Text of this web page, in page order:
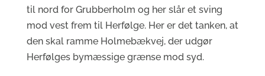
til nord for Grubberholm og her slår et sving
mod vest frem til Herfølge. Her er det tanken, at
den skal ramme Holmebækvej, der udgør
Herfølges bymæssige grænse mod syd.